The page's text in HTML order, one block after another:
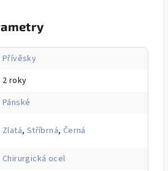
Přívěsky
2 roky
Pánské
Zlatá, Stříbrná, Černá
Chirurgická ocel